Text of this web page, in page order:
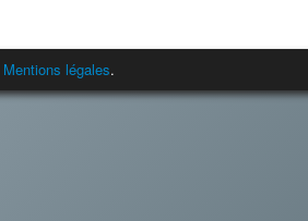
Mentions légales.